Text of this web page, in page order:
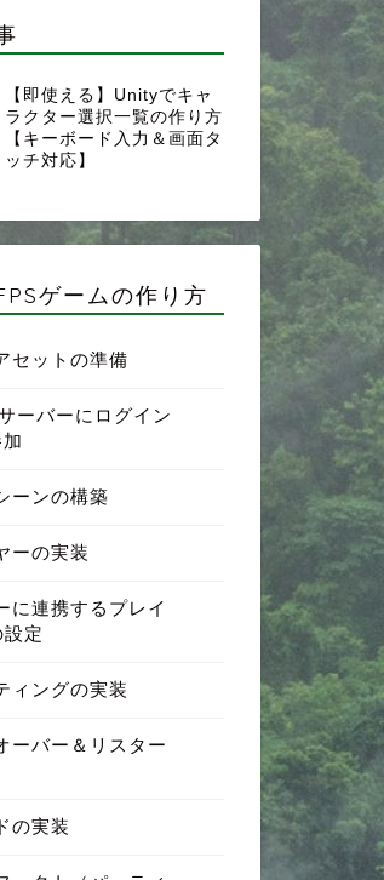
【即使える】Unityでキャ
ラクター選択一覧の作り方
【キーボード入力＆画面タ
ッチ対応】
ゲームの作り方
セットの準備
ーバーにログイン
ーンの構築
ーの実装
に連携するプレイ
定
ィングの実装
ーバー＆リスター
の実装